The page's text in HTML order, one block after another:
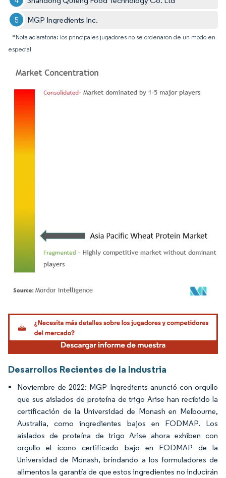
MGP Ingredients Inc.
*Nota aclaratoria: los principales jugadores no se ordenaron de un modo en
especial
Imagen © Mordor Intelligence. El uso requiere atribución según CC BY 4.0.
Desarrollos Recientes de la Industria
Noviembre de 2022: MGP Ingredients anunció con orgullo
que sus aislados de proteína de trigo Arise han recibido la
certificación de la Universidad de Monash en Melbourne,
Australia, como ingredientes bajos en FODMAP. Los
aislados de proteína de trigo Arise ahora exhiben con
orgullo el ícono certificado bajo en FODMAP de la
Universidad de Monash, brindando a los formuladores de
alimentos la garantía de que estos ingredientes no inducirán